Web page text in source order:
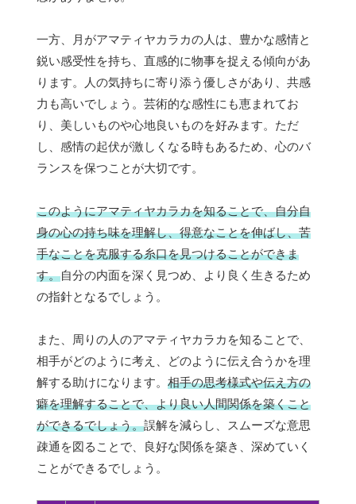
一方、月がアマティヤカラカの人は、豊かな感情と
鋭い感受性を持ち、直感的に物事を捉える傾向があ
ります。人の気持ちに寄り添う優しさがあり、共感
力も高いでしょう。芸術的な感性にも恵まれてお
り、美しいものや心地良いものを好みます。ただ
し、感情の起伏が激しくなる時もあるため、心のバ
ランスを保つことが大切です。
このようにアマティヤカラカを知ることで、自分自
身の心の持ち味を理解し、得意なことを伸ばし、苦
手なことを克服する糸口を見つけることができま
す。自分の内面を深く見つめ、より良く生きるため
の指針となるでしょう。
また、周りの人のアマティヤカラカを知ることで、
相手がどのように考え、どのように伝え合うかを理
解する助けになります。 相手の思考様式や伝え方の
癖を理解することで、より良い人間関係を築くこと
ができるでしょう。誤解を減らし、スムーズな意思
疎通を図ることで、良好な関係を築き、深めていく
ことができるでしょう。